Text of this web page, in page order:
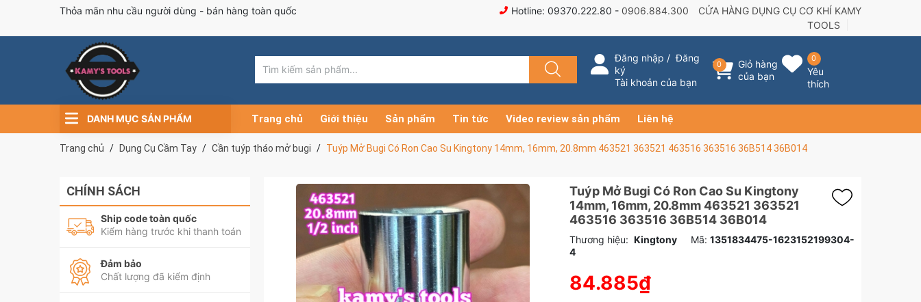
Thỏa mãn nhu cầu người dùng - bán hàng toàn quốc Hotline: 09370.222.80 - 0906.884.300
CỬA HÀNG DỤNG CỤ CƠ KHÍ KAMY
TOOLS
Đăng nhập /Đăng
ký
Tài khoản của bạn
0
Giỏ hàng
của bạn
0
Yêu
thích
DANH MỤC SẢN PHẨM Trang chủ Giới thiệu Sản phẩm Tin tức Video review sản phẩm Liên hệ
Trang chủ Dụng Cụ Cầm Tay Cần tuýp tháo mở bugi Tuýp Mở Bugi Có Ron Cao Su Kingtony 14mm, 16mm, 20.8mm 463521 363521 463516 363516 36B514 36B014
Tuýp Mở Bugi Có Ron Cao Su Kingtony
14mm, 16mm, 20.8mm 463521 363521
463516 363516 36B514 36B014
Thương hiệu: Kingtony Mã: 1351834475-1623152199304-
4
84.885₫
CHÍNH SÁCH
Ship code toàn quốc
Kiểm hàng trước khi thanh toán
Đảm bảo
Chất lượng đã kiểm định